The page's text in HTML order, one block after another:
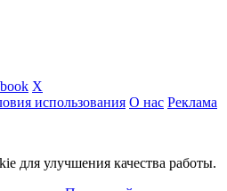
X
использования О нас Реклама
для улучшения качества работы.